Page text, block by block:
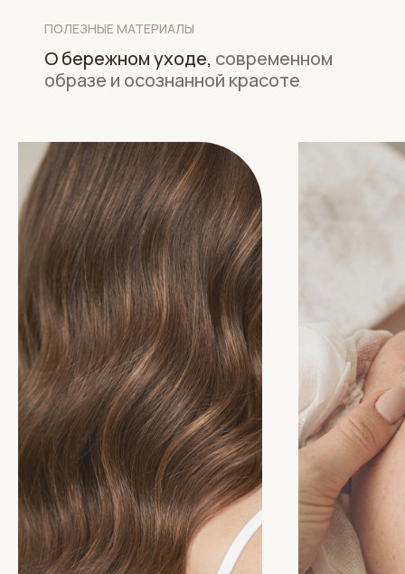
О бережном уходе, современном
образе и осознанной красоте
ПОЛЕЗНЫЕ МАТЕРИАЛЫ